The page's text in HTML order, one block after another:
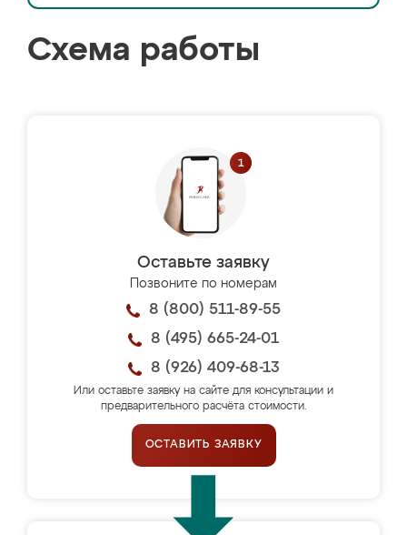
Схема работы
Оставьте заявку
Позвоните по номерам
8 (800) 511-89-55
8 (495) 665-24-01
8 (926) 409-68-13
Или оставьте заявку на сайте для консультации и
предварительного расчёта стоимости.
ОСТАВИТЬ ЗАЯВКУ